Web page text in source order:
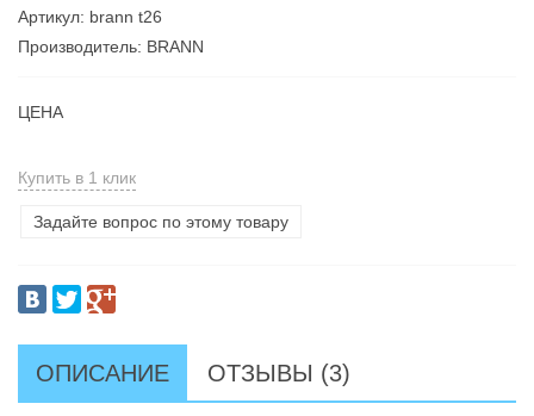
Артикул: brann t26
Производитель: BRANN
ЦЕНА
Купить в 1 клик
Задайте вопрос по этому товару
ОПИСАНИЕ ОТЗЫВЫ (3)